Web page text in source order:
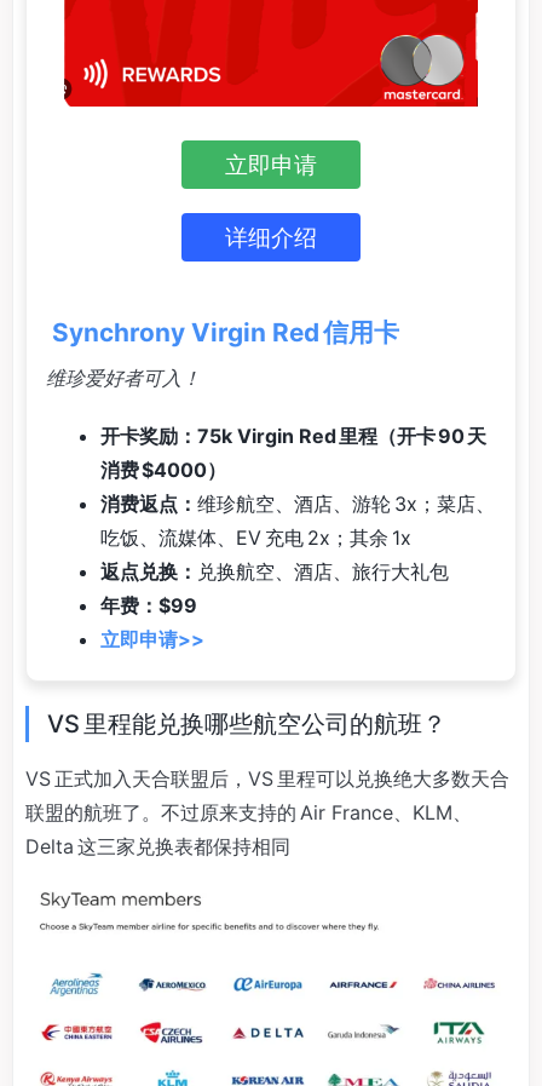
立即申请
详细介绍
Synchrony Virgin Red 信用卡
维珍爱好者可入！
开卡奖励：75k Virgin Red 里程（开卡 90 天
消费 $4000）
消费返点： 维珍航空、酒店、游轮 3x；菜店、
吃饭、流媒体、EV 充电 2x；其余 1x
返点兑换： 兑换航空、酒店、旅行大礼包
年费：$99
立即申请>>
VS 里程能兑换哪些航空公司的航班？
VS 正式加入天合联盟后，VS 里程可以兑换绝大多数天合
联盟的航班了。不过原来支持的 Air France、KLM、
Delta 这三家兑换表都保持相同